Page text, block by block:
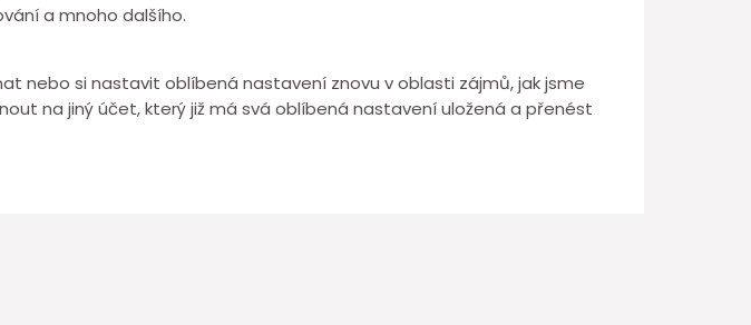
a mnoho dalšího.
nebo si nastavit oblíbená nastavení znovu v oblasti zájmů, jak jsme
na jiný účet, který již má svá oblíbená nastavení uložená a přenést